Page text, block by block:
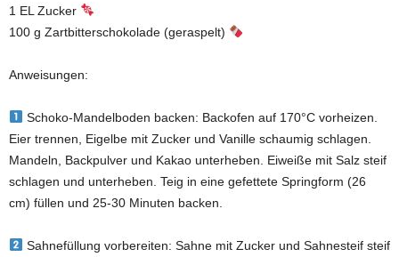
1 EL Zucker
100 g Zartbitterschokolade (geraspelt)
Anweisungen:
Schoko-Mandelboden backen: Backofen auf 170°C vorheizen.
Eier trennen, Eigelbe mit Zucker und Vanille schaumig schlagen.
Mandeln, Backpulver und Kakao unterheben. Eiweiße mit Salz steif
schlagen und unterheben. Teig in eine gefettete Springform (26
cm) füllen und 25-30 Minuten backen.
Sahnefüllung vorbereiten: Sahne mit Zucker und Sahnesteif steif